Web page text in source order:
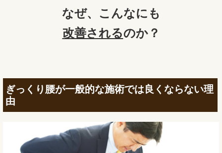
なぜ、 こんなにも
改善されるのか？
ぎっくり腰が一般的な施術では良くならない理
由